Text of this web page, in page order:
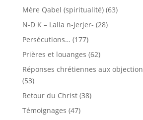
Mère Qabel (spiritualité)(63)
N-D K – Lalla n-Jerjer- (28)
Persécutions… (177)
Prières et louanges (62)
Réponses chrétiennes aux
(53)
Retour du Christ(38)
Témoignages (47)